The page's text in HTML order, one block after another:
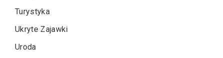
Turystyka
Ukryte Zajawki
Uroda